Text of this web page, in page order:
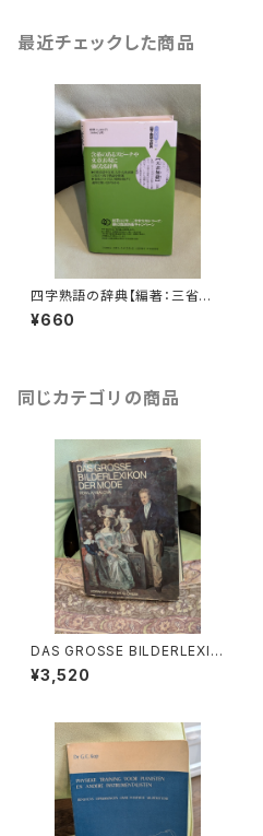
最近チェックした商品
四字熟語の辞典【編著：三省堂
編修所】出版社：三省堂 1991
年
¥660
同じカテゴリの商品
DAS GROSSE BILDERLEXIK
ON DER MODE【著者：Ludmil
a Kybalová, Olga Herbeno
¥3,520